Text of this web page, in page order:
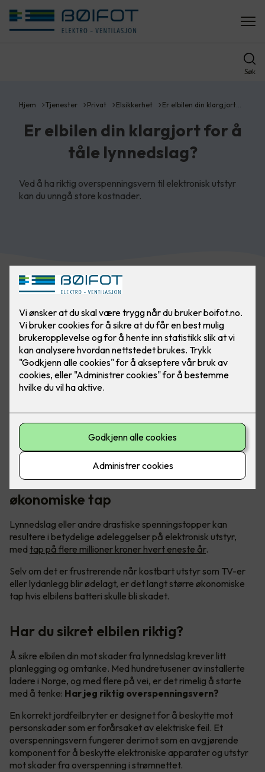
Søk
Hjem Tjenester Privat Elsikkerhet Er elbilen din klargjort…
Er elbilen din klargjort for å
tåle lynnedslag?
Ved å ha riktig overspenningsvern til elektronisk utstyr
kan du unngå store kostnader.
Mange velger å sikre verdifull elektronikk ved hjelp av et
såkalt finvern. Men hva gjør du med elbilen som står og lader
i garasjen?
Lynnedslag kan forårsake store
økonomiske tap
Lynnedslag eller andre drastiske spenningstopper kan
resultere i betydelige ødeleggelser på elektronisk utstyr,
med tap på flere millioner kroner hvert eneste år.
Selv om det er frustrerende når kostbart utstyr som TV-er
eller lydanlegg blir ødelagt, er det langt større økonomiske
tap hvis elbilens batteri skulle bli skadet.
Har du sikret elbilen riktig?
Å sikre elbilen din mot skader fra lynnedslag krever litt
planlegging og omtanke. Med hundretusener av installerte
ladere i Norge, og med flere på vei, er det rimelig å starte
med å tenke: Har jeg riktig overspenningsvern?
En korrekt jordfeilbryter er designet for å beskytte mot
personskader som er forårsaket av elektriske feil. Et
overspenningsvern fungerer derimot som en avgjørende
komponent for å beskytte elektroniske apparater og utstyr
mot skader fra overspenning i strømnettet.